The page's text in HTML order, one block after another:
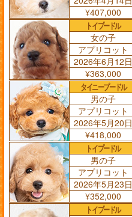
¥407,000
トイプードル
女の子
アプリコット
2026年6月12日
¥363,000
タイニープードル
男の子
アプリコット
2026年5月20日
¥418,000
トイプードル
男の子
アプリコット
2026年5月23日
¥352,000
トイプードル